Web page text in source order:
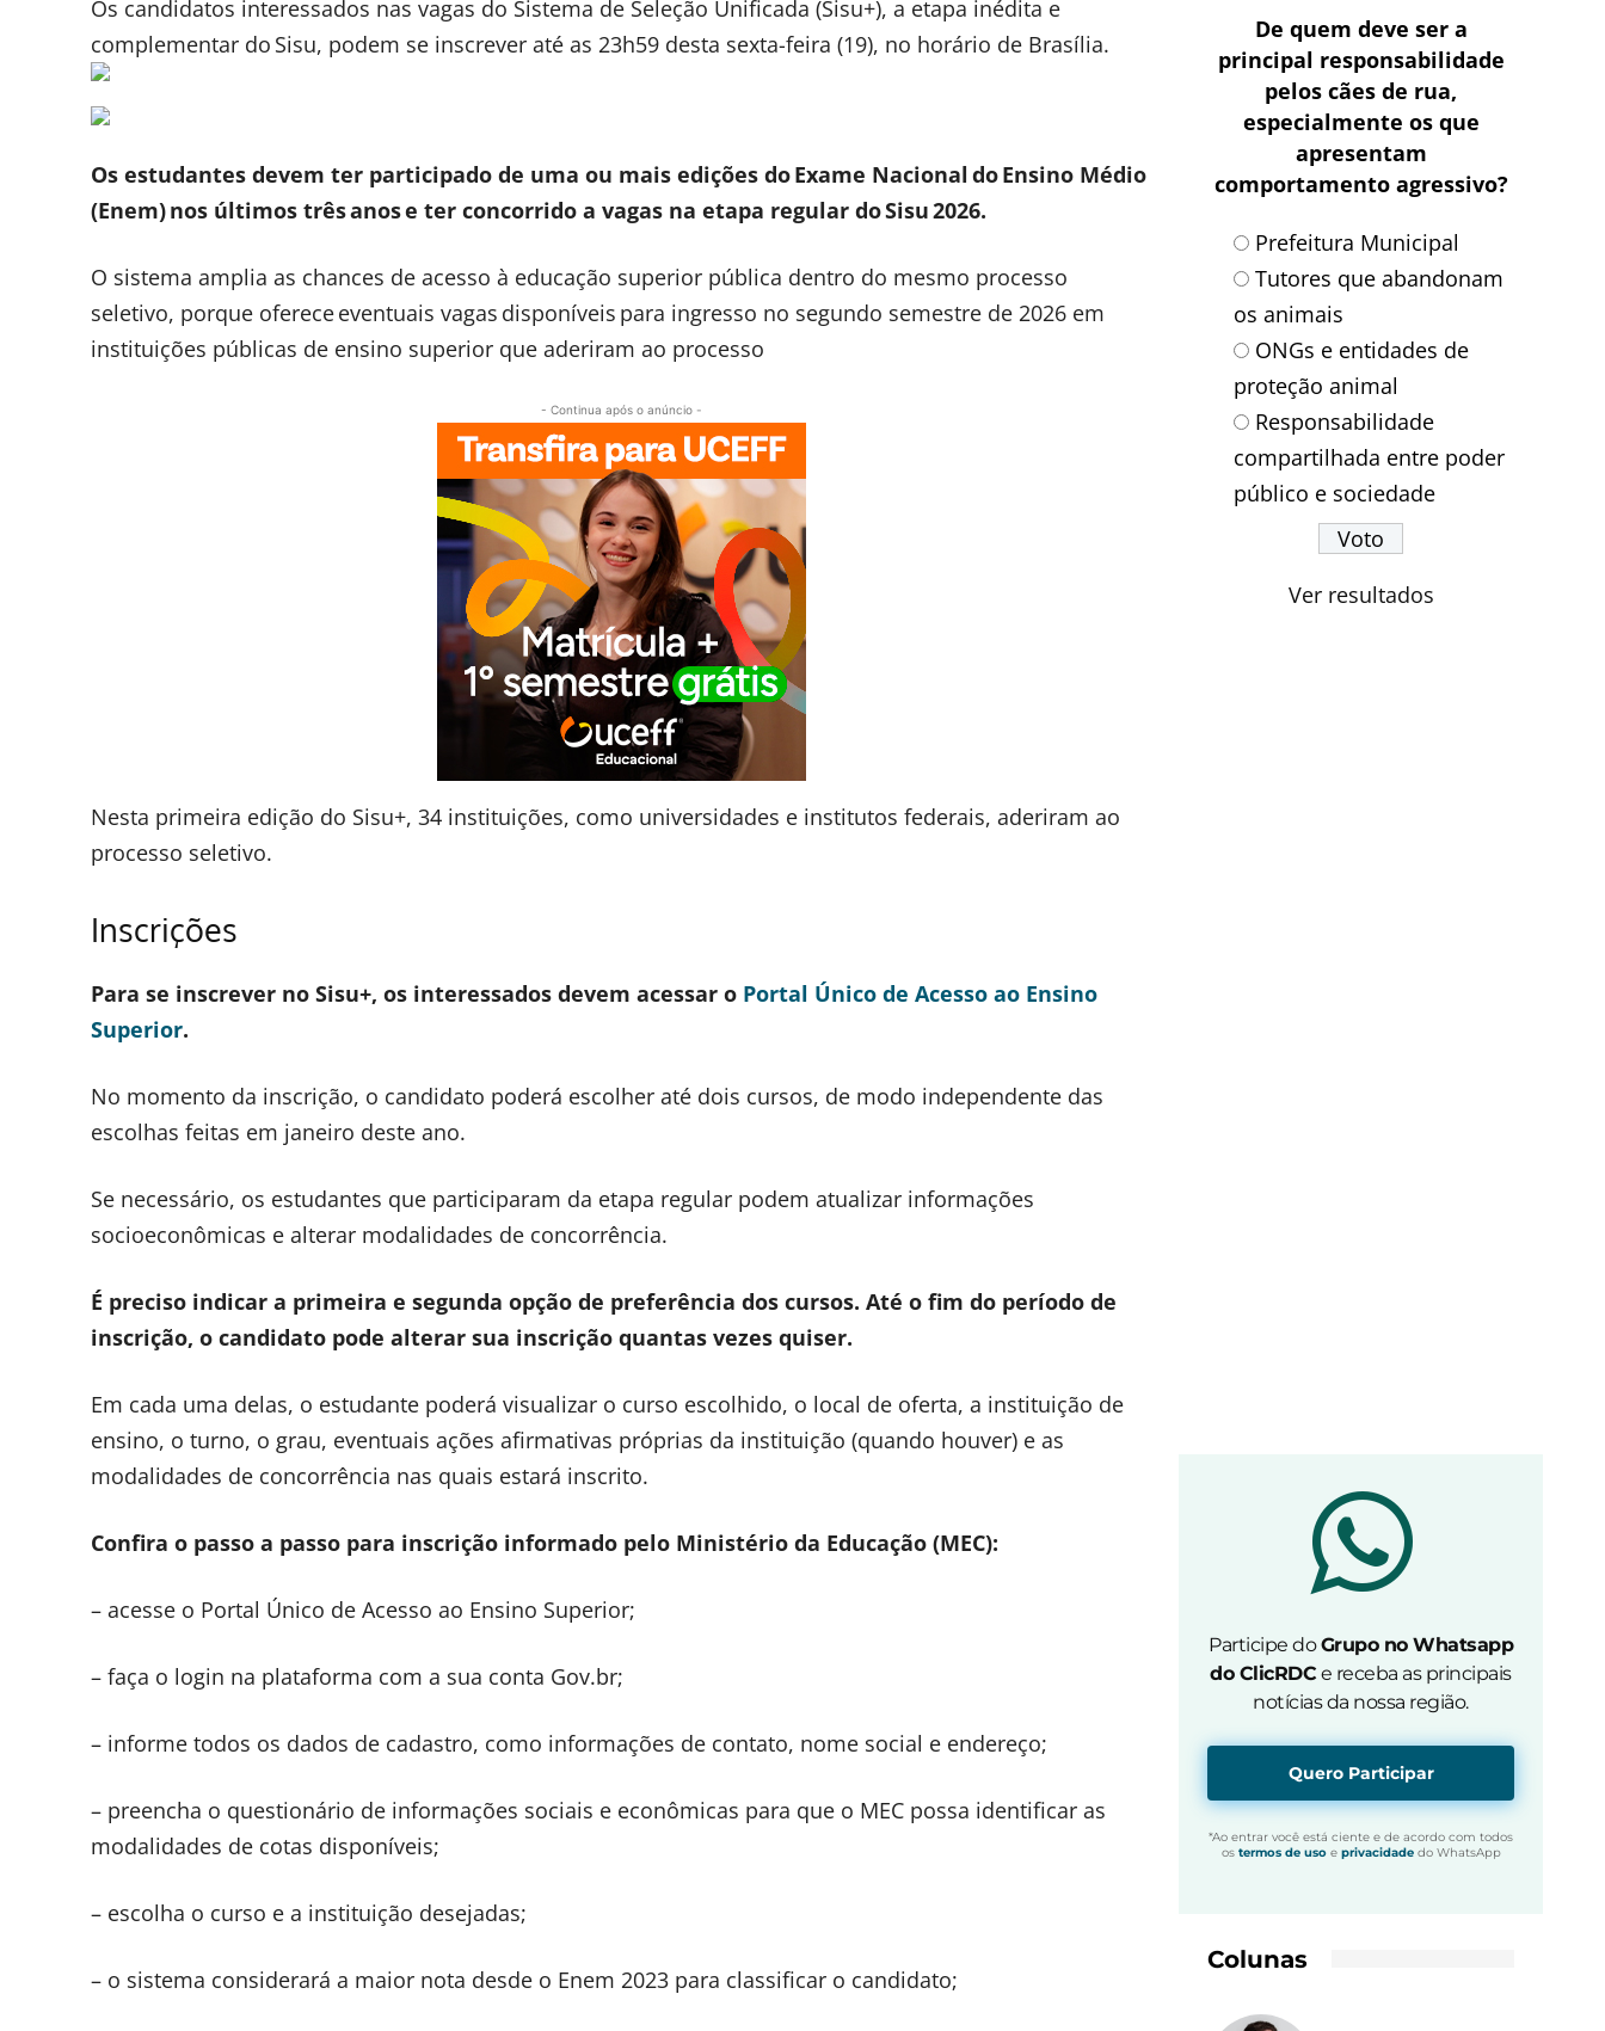
Os candidatos interessados nas vagas do Sistema de Seleção Unificada (Sisu+), a etapa inédita e
complementar do Sisu, podem se inscrever até as 23h59 desta sexta-feira (19), no horário de Brasília.
Os estudantes devem ter participado de uma ou mais edições do Exame Nacional do Ensino Médio
(Enem) nos últimos três anos e ter concorrido a vagas na etapa regular do Sisu 2026.
O sistema amplia as chances de acesso à educação superior pública dentro do mesmo processo
seletivo, porque oferece eventuais vagas disponíveis para ingresso no segundo semestre de 2026 em
instituições públicas de ensino superior que aderiram ao processo
- Continua após o anúncio -
Nesta primeira edição do Sisu+, 34 instituições, como universidades e institutos federais, aderiram ao
processo seletivo.
Inscrições
Para se inscrever no Sisu+, os interessados devem acessar o Portal Único de Acesso ao Ensino
Superior.
No momento da inscrição, o candidato poderá escolher até dois cursos, de modo independente das
escolhas feitas em janeiro deste ano.
Se necessário, os estudantes que participaram da etapa regular podem atualizar informações
socioeconômicas e alterar modalidades de concorrência.
É preciso indicar a primeira e segunda opção de preferência dos cursos. Até o fim do período de
inscrição, o candidato pode alterar sua inscrição quantas vezes quiser.
Em cada uma delas, o estudante poderá visualizar o curso escolhido, o local de oferta, a instituição de
ensino, o turno, o grau, eventuais ações afirmativas próprias da instituição (quando houver) e as
modalidades de concorrência nas quais estará inscrito.
Confira o passo a passo para inscrição informado pelo Ministério da Educação (MEC):
– acesse o Portal Único de Acesso ao Ensino Superior;
– faça o login na plataforma com a sua conta Gov.br;
– informe todos os dados de cadastro, como informações de contato, nome social e endereço;
– preencha o questionário de informações sociais e econômicas para que o MEC possa identificar as
modalidades de cotas disponíveis;
– escolha o curso e a instituição desejadas;
– o sistema considerará a maior nota desde o Enem 2023 para classificar o candidato;
De quem deve ser a
principal responsabilidade
pelos cães de rua,
especialmente os que
apresentam
comportamento agressivo?
Prefeitura Municipal
Tutores que abandonam
os animais
ONGs e entidades de
proteção animal
Responsabilidade
compartilhada entre poder
público e sociedade
Ver resultados
Participe doGrupo no Whatsapp
do ClicRDC e receba as principais
notícias da nossa região.
Quero Participar
*Ao entrar você está ciente e de acordo com todos
os termos de usoe privacidadedo WhatsApp
Colunas